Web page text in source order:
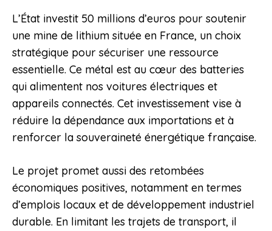
L’État investit 50 millions d’euros pour soutenir
une mine de lithium située en France, un choix
stratégique pour sécuriser une ressource
essentielle. Ce métal est au cœur des batteries
qui alimentent nos voitures électriques et
appareils connectés. Cet investissement vise à
réduire la dépendance aux importations et à
renforcer la souveraineté énergétique française.
Le projet promet aussi des retombées
économiques positives, notamment en termes
d’emplois locaux et de développement industriel
durable. En limitant les trajets de transport, il